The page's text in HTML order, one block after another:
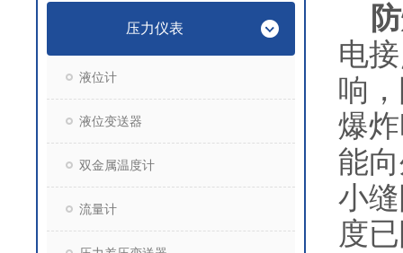
压力仪表
液位计
液位变送器
双金属温度计
流量计
电
响
爆
能
小
度